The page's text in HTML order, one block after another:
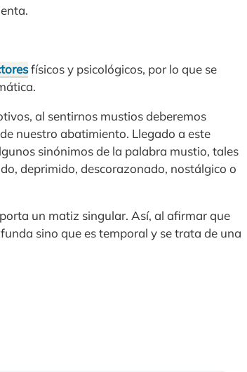
físicos y psicológicos, por lo que se
al sentirnos mustios deberemos
nuestro abatimiento. Llegado a este
sinónimos de la palabra mustio, tales
deprimido, descorazonado, nostálgico o
un matiz singular. Así, al afirmar que
sino que es temporal y se trata de una